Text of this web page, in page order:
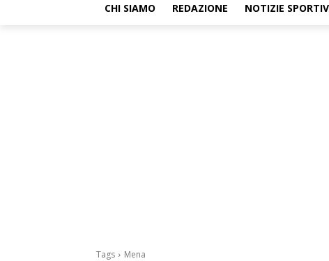
CHI SIAMO REDAZIONE NOTIZIE
Tags Mena